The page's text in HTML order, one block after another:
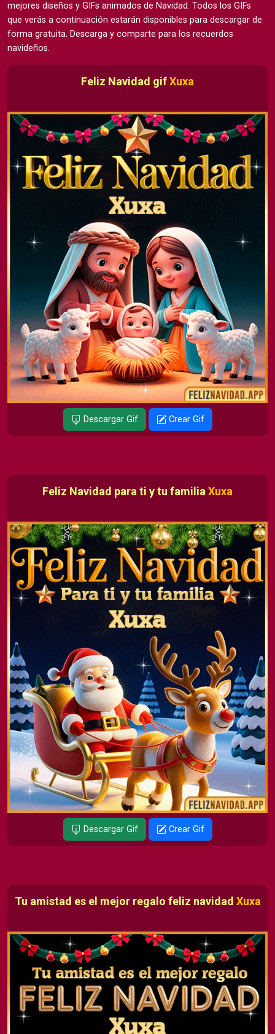
mejores diseños y GIFs animados de Navidad. Todos los GIFs
que verás a continuación estarán disponibles para descargar de
forma gratuita. Descarga y comparte para los recuerdos
navideños.
Feliz Navidad gifXuxa
Descargar Gif Crear Gif
Feliz Navidad para ti y tu familia Xuxa
Descargar Gif Crear Gif
Tu amistad es el mejor regalo feliz navidad Xuxa